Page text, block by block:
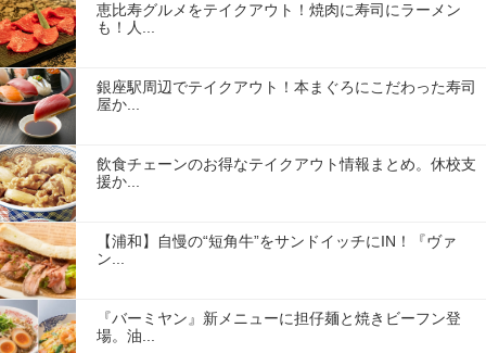
恵比寿グルメをテイクアウト！焼肉に寿司にラーメン
も！人...
銀座駅周辺でテイクアウト！本まぐろにこだわった寿司
屋か...
飲食チェーンのお得なテイクアウト情報まとめ。休校支
援か...
【浦和】自慢の“短角牛”をサンドイッチにIN！『ヴァ
ン...
『バーミヤン』新メニューに担仔麺と焼きビーフン登
場。油...